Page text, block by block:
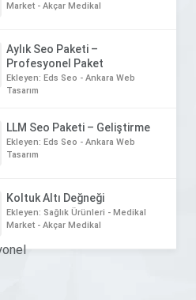
Market - Akçar Medikal
Aylık Seo Paketi –
Profesyonel Paket
Ekleyen: Eds Seo - Ankara Web
Tasarım
LLM Seo Paketi – Geliştirme
Ekleyen: Eds Seo - Ankara Web
Tasarım
Koltuk Altı Değneği
Ekleyen: Sağlık Ürünleri - Medikal
Market - Akçar Medikal